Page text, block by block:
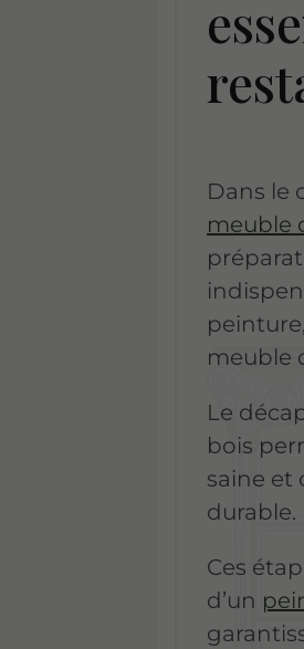
Dans le
meuble
meuble
Le
bois
saine et
durable.
Ces
d’un